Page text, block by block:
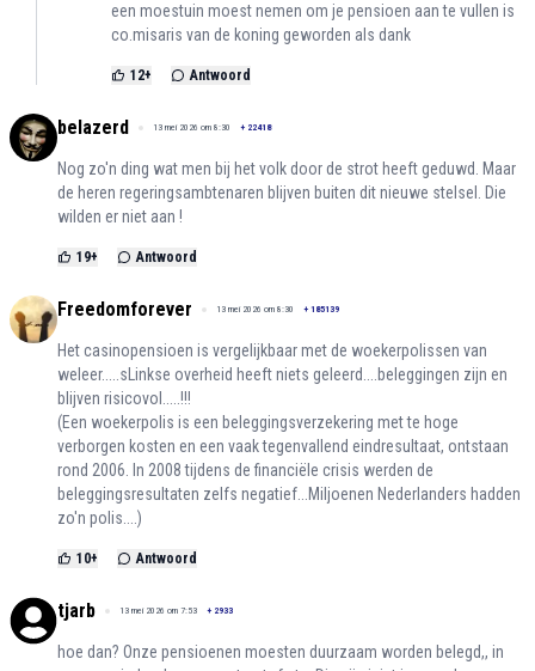
een moestuin moest nemen om je pensioen aan te vullen is
co.misaris van de koning geworden als dank
12+ Antwoord
belazerd 13 mei 2026 om 8:30 + 22418
Nog zo'n ding wat men bij het volk door de strot heeft geduwd. Maar
de heren regeringsambtenaren blijven buiten dit nieuwe stelsel. Die
wilden er niet aan !
19+ Antwoord
Freedomforever 13 mei 2026 om 8:30 + 185139
Het casinopensioen is vergelijkbaar met de woekerpolissen van
weleer.....sLinkse overheid heeft niets geleerd....beleggingen zijn en
blijven risicovol.....!!!
(Een woekerpolis is een beleggingsverzekering met te hoge
verborgen kosten en een vaak tegenvallend eindresultaat, ontstaan
rond 2006. In 2008 tijdens de financiële crisis werden de
beleggingsresultaten zelfs negatief...Miljoenen Nederlanders hadden
zo'n polis....)
10+ Antwoord
tjarb 13 mei 2026 om 7:53 + 2933
hoe dan? Onze pensioenen moesten duurzaam worden belegd,, in